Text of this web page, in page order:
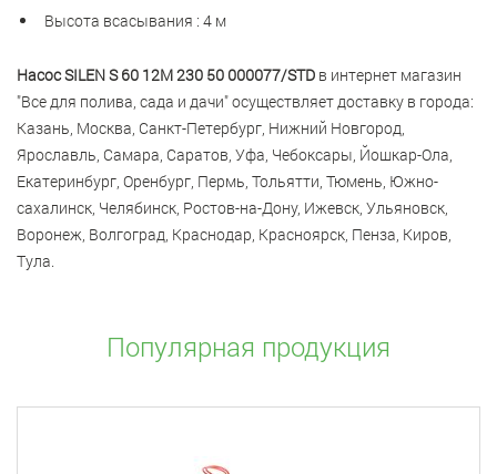
Высота всасывания : 4 м
Насос SILEN S 60 12M 230 50 000077/STD в интернет магазин
"Все для полива, сада и дачи" осуществляет доставку в города:
Казань, Москва, Санкт-Петербург, Нижний Новгород,
Ярославль, Самара, Саратов, Уфа, Чебоксары, Йошкар-Ола,
Екатеринбург, Оренбург, Пермь, Тольятти, Тюмень, Южно-
сахалинск, Челябинск, Ростов-на-Дону, Ижевск, Ульяновск,
Воронеж, Волгоград, Краснодар, Красноярск, Пенза, Киров,
Тула.
Популярная продукция